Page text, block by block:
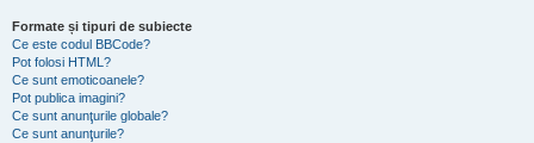
Formate și tipuri de subiecte
Ce este codul BBCode?
Pot folosi HTML?
Ce sunt emoticoanele?
Pot publica imagini?
Ce sunt anunţurile globale?
Ce sunt anunţurile?